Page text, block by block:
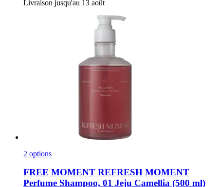
Livraison jusqu'au 13 août
2 options
FREE MOMENT REFRESH MOMENT
Perfume Shampoo, 01 Jeju Camellia (500 ml)